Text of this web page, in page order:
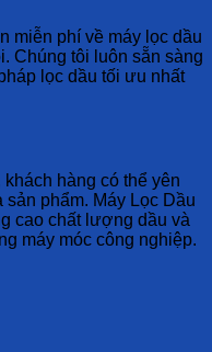
miễn phí về máy lọc dầu
Chúng tôi luôn sẵn sàng
lọc dầu tối ưu nhất
hàng có thể yên
phẩm. Máy Lọc Dầu
cao chất lượng dầu và
máy móc công nghiệp.